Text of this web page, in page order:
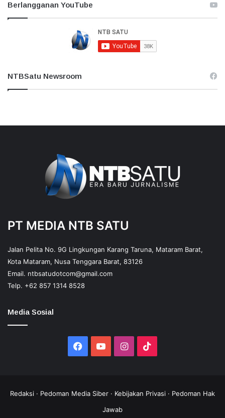
Berlangganan YouTube
NTBSatu Newsroom
PT MEDIA NTB SATU
Jalan Pelita No. 9G Lingkungan Karang Taruna, Mataram Barat,
Kota Mataram, Nusa Tenggara Barat, 83126
Email. ntbsatudotcom@gmail.com
Telp. +62 857 1314 8528
Media Sosial
Facebook
YouTubeInstagram
Redaksi · Pedoman Media Siber · Kebijakan Privasi · Pedoman Hak
Jawab